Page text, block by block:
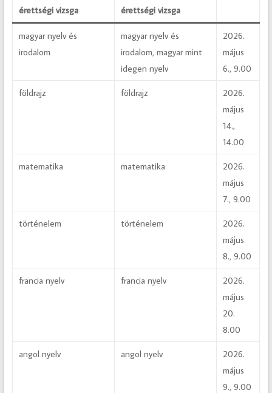
érettségi vizsga
érettségi vizsga
magyar nyelv és
irodalom
magyar nyelv és
irodalom, magyar mint
idegen nyelv
2026.
május
6., 9.00
földrajz földrajz
2026.
május
14.,
14.00
matematika matematika
2026.
május
7., 9.00
történelem történelem
2026.
május
8., 9.00
francia nyelv francia nyelv
2026.
május
20.
8.00
angol nyelv angol nyelv
2026.
május
9., 9.00